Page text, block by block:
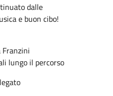
dalle
e buon cibo!
lungo il percorso